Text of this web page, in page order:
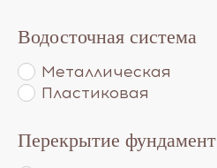
Водосточная система
Металлическая
Пластиковая
Перекрытие фундамент